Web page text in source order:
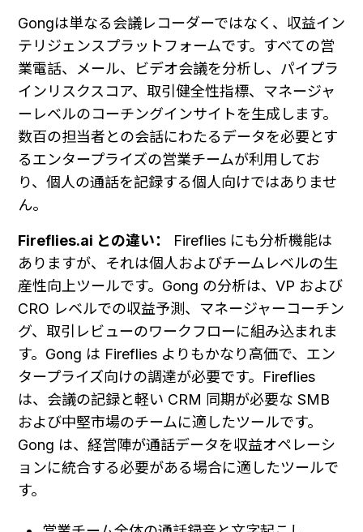
Gongは単なる会議レコーダーではなく、収益イン
テリジェンスプラットフォームです。すべての営
業電話、メール、ビデオ会議を分析し、パイプラ
インリスクスコア、取引健全性指標、マネージャ
ーレベルのコーチングインサイトを生成します。
数百の担当者との会話にわたるデータを必要とす
るエンタープライズの営業チームが利用してお
り、個人の通話を記録する個人向けではありませ
ん。
Fireflies.ai との違い：
Fireflies にも分析機能は
ありますが、それは個人およびチームレベルの生
産性向上ツールです。Gong の分析は、VP および
CRO レベルでの収益予測、マネージャーコーチン
グ、取引レビューのワークフローに組み込まれま
す。Gong は Fireflies よりもかなり高価で、エン
タープライズ向けの調達が必要です。Fireflies
は、会議の記録と軽い CRM 同期が必要な SMB
および中堅市場のチームに適したツールです。
Gong は、経営陣が通話データを収益オペレーシ
ョンに統合する必要がある場合に適したツールで
す。